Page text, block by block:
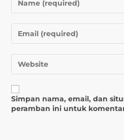
Simpan nama, email, dan
peramban ini untuk